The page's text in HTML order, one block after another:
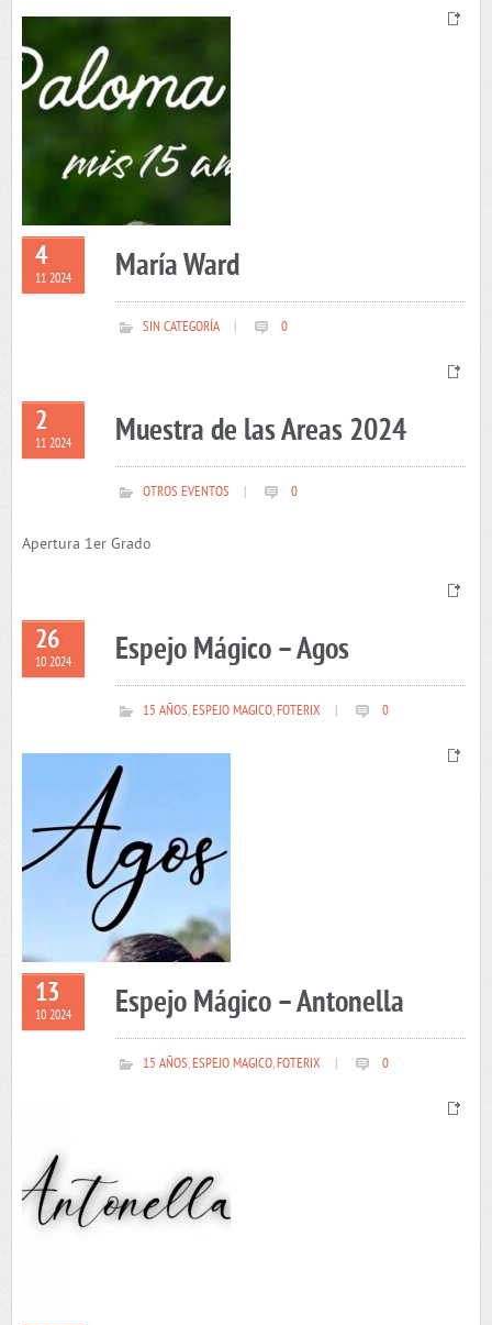
4
11 2024 María Ward
SIN CATEGORÍA 0
2
11 2024 Muestra de las Areas 2024
OTROS EVENTOS 0
Apertura 1er Grado
26
10 2024 Espejo Mágico – Agos
15 AÑOS,ESPEJO MAGICO,FOTERIX 0
13
10 2024 Espejo Mágico – Antonella
15 AÑOS,ESPEJO MAGICO,FOTERIX 0